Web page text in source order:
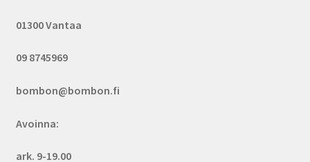
01300 Vantaa
09 8745969
bombon@bombon.fi
Avoinna:
ark. 9-19.00